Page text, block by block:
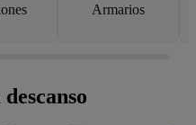
Armarios